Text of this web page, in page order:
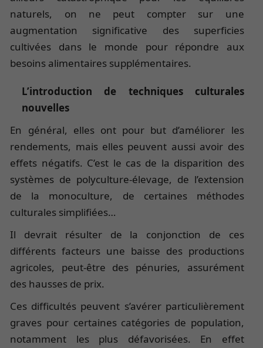
naturels, on ne peut compter sur une
augmentation significative des superficies
cultivées dans le monde pour répondre aux
besoins alimentaires supplémentaires.
L’introduction de techniques culturales
nouvelles
En général, elles ont pour but d’améliorer les
rendements, mais elles peuvent aussi avoir des
effets négatifs. C’est le cas de la disparition des
systèmes de polyculture-élevage, de l’extension
de la monoculture, de certaines méthodes
culturales simplifiées…
Il devrait résulter de la conjonction de ces
différents facteurs une baisse des productions
agricoles, peut-être des pénuries, assurément
des hausses de prix.
Ces difficultés peuvent s’avérer particulièrement
graves pour certaines catégories de population,
notamment les plus défavorisées. En effet